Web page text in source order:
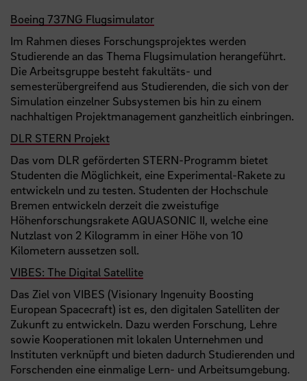
Boeing 737NG Flugsimulator
Im Rahmen dieses Forschungsprojektes werden
Studierende an das Thema Flugsimulation herangeführt.
Die Arbeitsgruppe besteht fakultäts- und
semesterübergreifend aus Studierenden, die sich von der
Simulation einzelner Subsystemen bis hin zu einem
nachhaltigen Projektmanagement ganzheitlich einbringen.
DLR STERN Projekt
Das vom DLR geförderten STERN-Programm bietet
Studenten die Möglichkeit, eine Experimental-Rakete zu
entwickeln und zu testen. Studenten der Hochschule
Bremen entwickeln derzeit die zweistufige
Höhenforschungsrakete AQUASONIC II, welche eine
Nutzlast von 2 Kilogramm in einer Höhe von 10
Kilometern aussetzen soll.
VIBES: The Digital Satellite
Das Ziel von VIBES (Visionary Ingenuity Boosting
European Spacecraft) ist es, den digitalen Satelliten der
Zukunft zu entwickeln. Dazu werden Forschung, Lehre
sowie Kooperationen mit lokalen Unternehmen und
Instituten verknüpft und bieten dadurch Studierenden und
Forschenden eine einmalige Lern- und Arbeitsumgebung.